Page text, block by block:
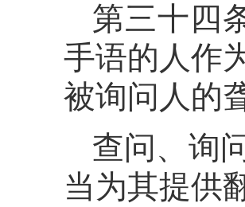
第三十四
手语的人作
被询问人的
查问、询
当为其提供